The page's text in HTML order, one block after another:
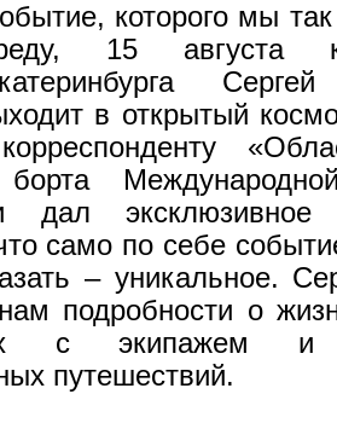
которого мы
15 августа
в открытый
дал
само по себе
– уникальное.
подробности о
с экипажем и
путешествий.